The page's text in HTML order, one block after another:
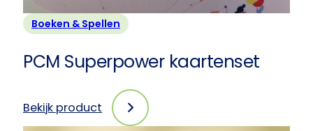
Boeken & Spellen
PCM Superpower kaartenset
Bekijk product
: